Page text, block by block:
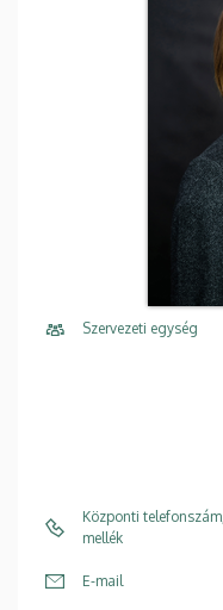
Szervezeti egység
Központi telefonszám,
mellék
E-mail